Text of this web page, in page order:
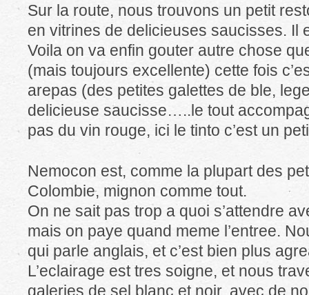
Sur la route, nous trouvons un petit
en vitrines de delicieuses saucisses. Il
Voila on va enfin gouter autre chose
(mais toujours excellente) cette fois
arepas (des petites galettes de ble,
delicieuse saucisse…..le tout
pas du vin rouge, ici le tinto c’est un
Nemocon est, comme la plupart des
Colombie, mignon comme tout.
On ne sait pas trop a quoi s’attendre
mais on paye quand meme l’entree.
qui parle anglais, et c’est bien plus
L’eclairage est tres soigne, et nous
galeries de sel blanc et noir, avec de